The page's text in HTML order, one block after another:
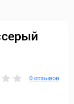
0 отзывов